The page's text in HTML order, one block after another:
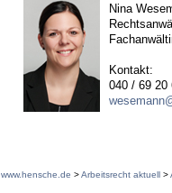
Nina
Kontakt:
040 / 69 20
www.hensche.de >Arbeitsrecht aktuell >